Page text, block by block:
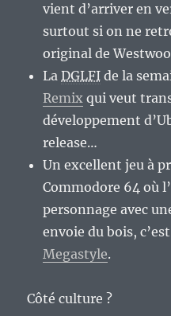
vient d’arriver en
surtout si on ne
original de
LaDGLFI de la
Remix qui veut
développement
release…
Un excellent jeu à
Commodore 64 où
personnage avec
envoie du bois, c’est
Megastyle.
Côté culture ?